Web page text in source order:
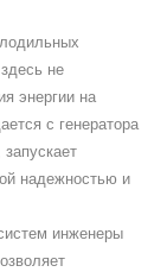
не
энергии на
с генератора
надежностью и
инженеры